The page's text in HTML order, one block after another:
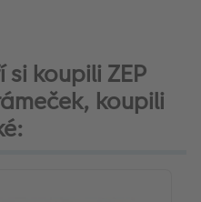
koupili ZEP
koupili